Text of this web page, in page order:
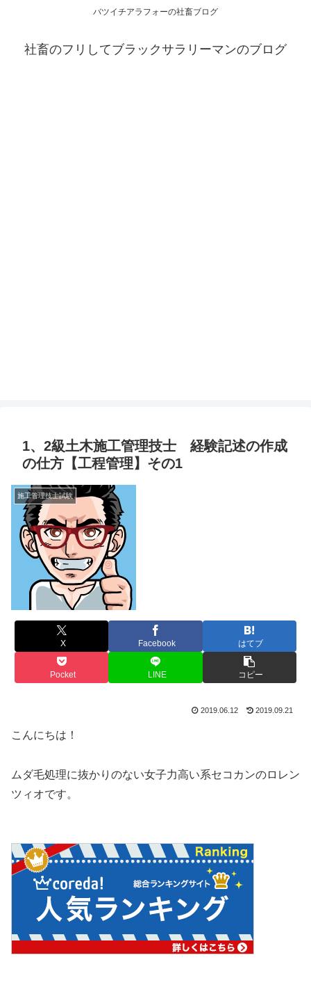
バツイチアラフォーの社畜ブログ
社畜のフリしてブラックサラリーマンのブログ
1、2級土木施工管理技士 経験記述の作成
の仕方【工程管理】その1
施工管理技士試験
X Facebook はてブ
Pocket LINE コピー
2019.06.12 2019.09.21
こんにちは！
ムダ毛処理に抜かりのない女子力高い系セコカンのロレン
ツィオです。